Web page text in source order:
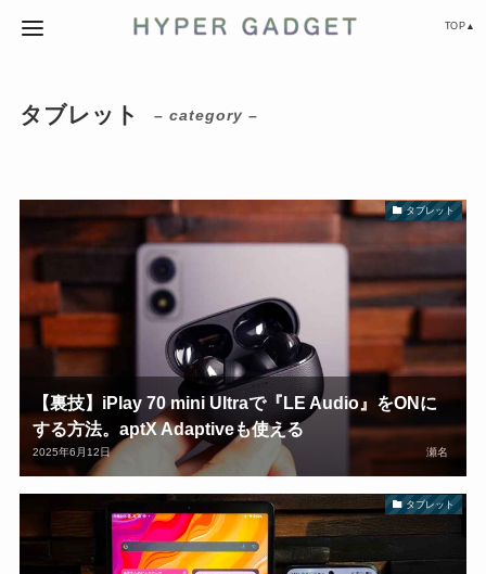
TOP▲
タブレット – category –
タブレット
【裏技】iPlay 70 mini Ultraで『LE Audio』をONに
する方法。aptX Adaptiveも使える
2025年6月12日 瀬名
タブレット